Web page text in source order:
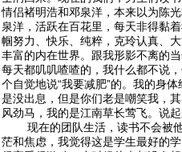
情侣褚明浩和邓泉洋，本来以为陈
泉洋，活跃在百花里，每天非得黏
帼努力、快乐、纯粹，克玲认真、
丰富的内在世界。跟我形影不离的
每天都叽叽喳喳的，我什么都不说
个自觉地说“我要减肥”的。我的身
是没出息，但是你们老是嘲笑我，
风劲马，我的是江南草长莺飞。说
现在的团队生活，读书不会被他
茫和焦虑，我觉得这是学生最好的